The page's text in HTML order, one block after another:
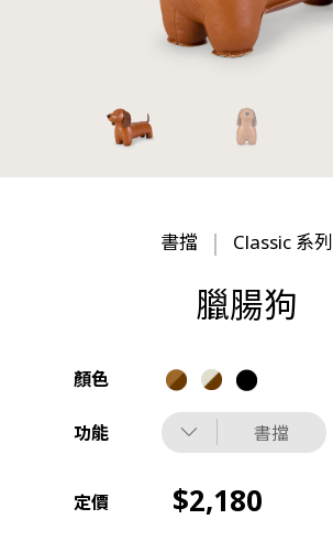
書擋 Classic 系列
臘腸狗
顏色
功能 書擋
定價 2,180